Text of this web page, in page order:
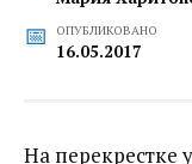
ОПУБЛИКОВАНО
16.05.2017
На перекрестке